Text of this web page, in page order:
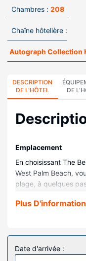
Chambres : 208
Chaîne hôtelière :
Autograph Collection
DESCRIPTION
DE L'HÔTEL
DE
Emplacement
En choisissant The
West Palm Beach,
plage, à quelques
Palm Beach County
Avec une décoration
Plus
Date d'arrivée :